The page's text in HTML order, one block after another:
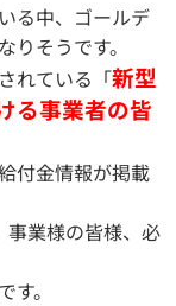
る中、ゴールデ
そうです。
れている「新型
る事業者の皆
付金情報が掲載
業様の皆様、必
。